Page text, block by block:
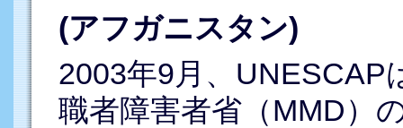
(アフガニスタン)
2003年9月、UNESCAP
職者障害者省（MMD）